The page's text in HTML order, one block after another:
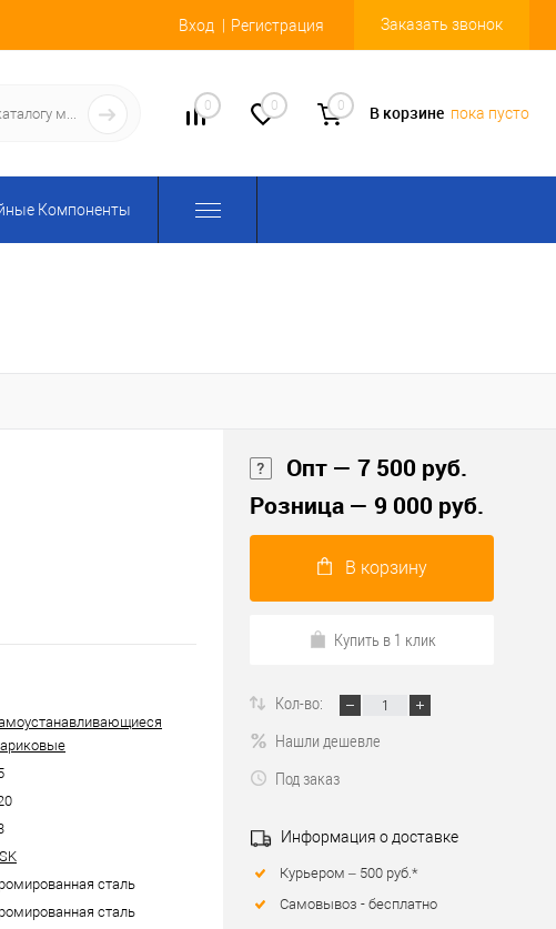
Вход Регистрация Заказать звонок
0 0 0 В корзине пока пусто
Компоненты
сталь
сталь
Опт — 7 500 руб.
Розница — 9 000 руб.
В корзину
Купить в 1 клик
Кол-во:
Нашли дешевле
Под заказ
Информация о доставке
Курьером – 500 руб.*
Самовывоз - бесплатно